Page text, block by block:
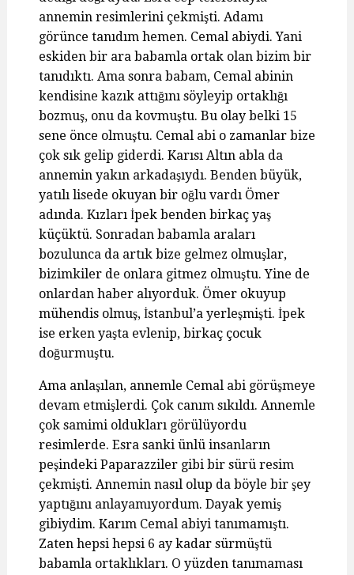
annemin resimlerini çekmişti. Adamı
görünce tanıdım hemen. Cemal abiydi. Yani
eskiden bir ara babamla ortak olan bizim bir
tanıdıktı. Ama sonra babam, Cemal abinin
kendisine kazık attığını söyleyip ortaklığı
bozmuş, onu da kovmuştu. Bu olay belki 15
sene önce olmuştu. Cemal abi o zamanlar bize
çok sık gelip giderdi. Karısı Altın abla da
annemin yakın arkadaşıydı. Benden büyük,
yatılı lisede okuyan bir oğlu vardı Ömer
adında. Kızları İpek benden birkaç yaş
küçüktü. Sonradan babamla araları
bozulunca da artık bize gelmez olmuşlar,
bizimkiler de onlara gitmez olmuştu. Yine de
onlardan haber alıyorduk. Ömer okuyup
mühendis olmuş, İstanbul’a yerleşmişti. İpek
ise erken yaşta evlenip, birkaç çocuk
doğurmuştu.
Ama anlaşılan, annemle Cemal abi görüşmeye
devam etmişlerdi. Çok canım sıkıldı. Annemle
çok samimi oldukları görülüyordu
resimlerde. Esra sanki ünlü insanların
peşindeki Paparazziler gibi bir sürü resim
çekmişti. Annemin nasıl olup da böyle bir şey
yaptığını anlayamıyordum. Dayak yemiş
gibiydim. Karım Cemal abiyi tanımamıştı.
Zaten hepsi hepsi 6 ay kadar sürmüştü
babamla ortaklıkları. O yüzden tanımaması